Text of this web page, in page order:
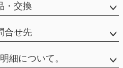
・交換
合せ先
細について。